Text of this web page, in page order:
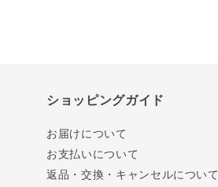
ショッピングガイド
お届けについて
お支払いについて
返品・交換・キャンセルについて